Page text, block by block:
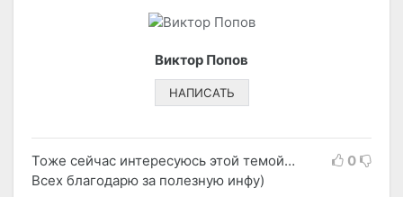
Виктор Попов
НАПИСАТЬ
Тоже сейчас интересуюсь этой темой…
Всех благодарю за полезную инфу)
0